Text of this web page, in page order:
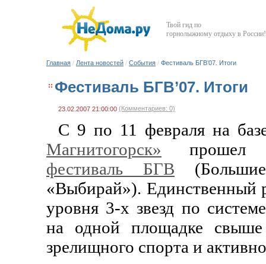
Твой гид по
горнолыжному отдыху в России!
Главная / Лента новостей / События / Фестиваль БГВ’07. Итоги
Фестиваль БГВ’07. Итоги
23.02.2007 21:00:00 (Комментариев: 0)
С 9 по 11 февраля на
Магнитогорск» прошел
фестиваль БГВ
«Выбирай»). Единственный
уровня 3-х звезд по
на одной площадке
зрелищного спорта и